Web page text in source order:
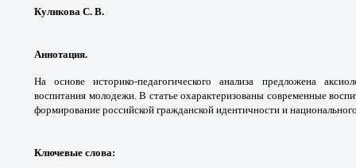
Куликова С. В.
Аннотация.
На основе историко-педагогического анализа предложена
воспитания молодежи. В статье охарактеризованы современные
формирование российской гражданской идентичности и
Ключевые слова: